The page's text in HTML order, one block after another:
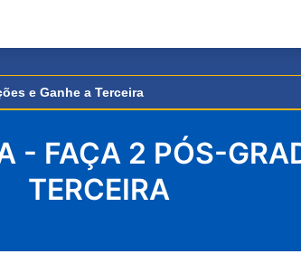
e Ganhe a Terceira
- FAÇA 2 PÓS-
TERCEIRA